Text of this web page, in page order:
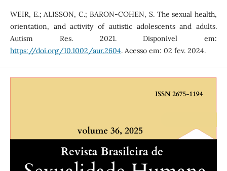
WEIR, E.; ALISSON, C.; BARON-COHEN, S. The sexual health,
orientation, and activity of autistic adolescents and adults.
Autism Res. 2021. Disponível em:
https://doi.org/10.1002/aur.2604. Acesso em: 02 fev. 2024.